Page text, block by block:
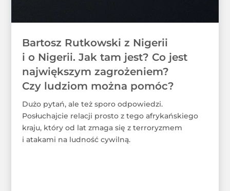
Bartosz Rutkowski z Nigerii
i o Nigerii. Jak tam jest? Co jest
największym zagrożeniem?
Czy ludziom można pomóc?
Dużo pytań, ale też sporo odpowiedzi.
Posłuchajcie relacji prosto z tego afrykańskiego
kraju, który od lat zmaga się z terroryzmem
i atakami na ludność cywilną.